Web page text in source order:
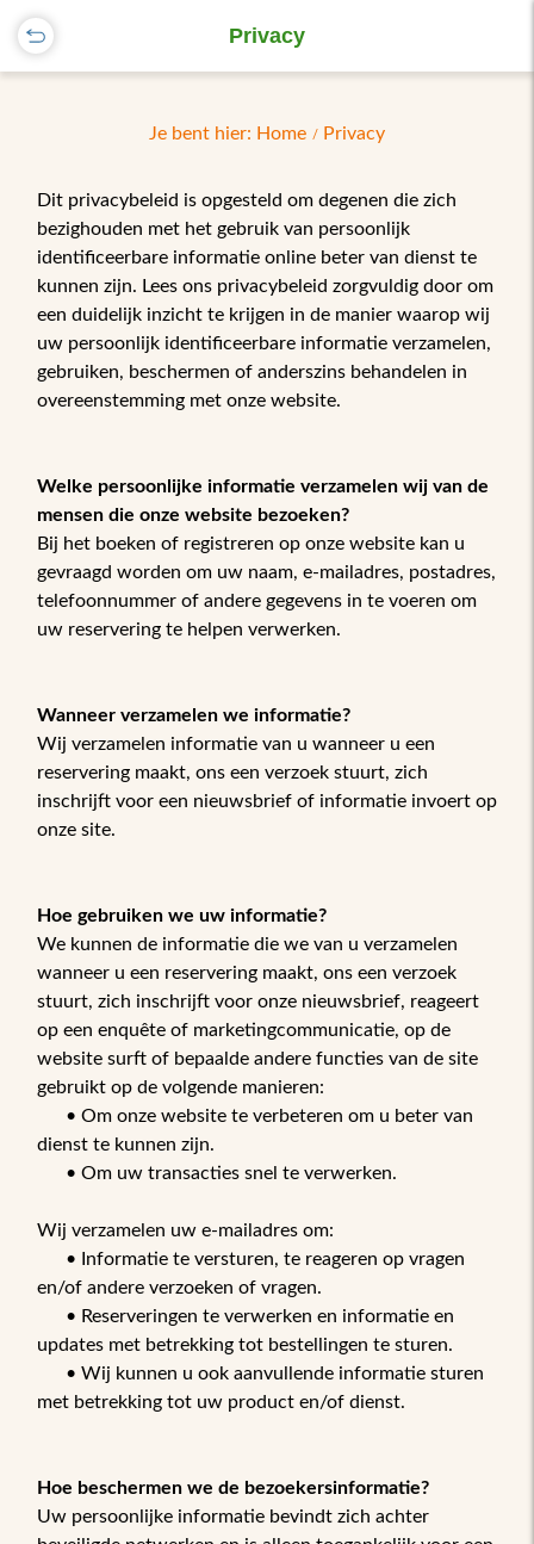
Privacy
Je bent hier: Home Privacy
Dit privacybeleid is opgesteld om degenen die zich
bezighouden met het gebruik van persoonlijk
identificeerbare informatie online beter van dienst te
kunnen zijn. Lees ons privacybeleid zorgvuldig door om
een duidelijk inzicht te krijgen in de manier waarop wij
uw persoonlijk identificeerbare informatie verzamelen,
gebruiken, beschermen of anderszins behandelen in
overeenstemming met onze website.
Welke persoonlijke informatie verzamelen wij van de
mensen die onze website bezoeken?
Bij het boeken of registreren op onze website kan u
gevraagd worden om uw naam, e-mailadres, postadres,
telefoonnummer of andere gegevens in te voeren om
uw reservering te helpen verwerken.
Wanneer verzamelen we informatie?
Wij verzamelen informatie van u wanneer u een
reservering maakt, ons een verzoek stuurt, zich
inschrijft voor een nieuwsbrief of informatie invoert op
onze site.
Hoe gebruiken we uw informatie?
We kunnen de informatie die we van u verzamelen
wanneer u een reservering maakt, ons een verzoek
stuurt, zich inschrijft voor onze nieuwsbrief, reageert
op een enquête of marketingcommunicatie, op de
website surft of bepaalde andere functies van de site
gebruikt op de volgende manieren:
• Om onze website te verbeteren om u beter van
dienst te kunnen zijn.
• Om uw transacties snel te verwerken.
Wij verzamelen uw e-mailadres om:
• Informatie te versturen, te reageren op vragen
en/of andere verzoeken of vragen.
• Reserveringen te verwerken en informatie en
updates met betrekking tot bestellingen te sturen.
• Wij kunnen u ook aanvullende informatie sturen
met betrekking tot uw product en/of dienst.
Hoe beschermen we de bezoekersinformatie?
Uw persoonlijke informatie bevindt zich achter